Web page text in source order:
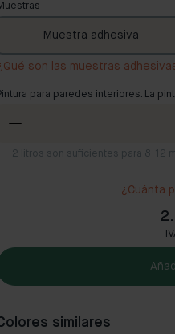
Muestra adhesiva
son las muestras
para paredes interiores. La
2
litros son suficientes para 8-12
¿Cuánta
similares